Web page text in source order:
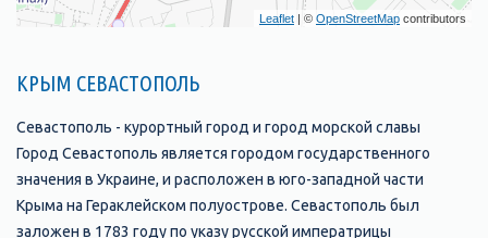
Leaflet | © OpenStreetMap contributors
КРЫМ СЕВАСТОПОЛЬ
Севастополь - курортный город и город морской славы
Город Севастополь является городом государственного
значения в Украине, и расположен в юго-западной части
Крыма на Гераклейском полуострове. Севастополь был
заложен в 1783 году по указу русской императрицы